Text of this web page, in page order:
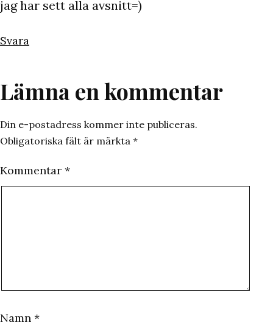
jag har sett alla avsnitt=)
Svara
Lämna en kommentar
Din e-postadress kommer inte publiceras.
Obligatoriska fält är märkta *
Kommentar *
Namn *